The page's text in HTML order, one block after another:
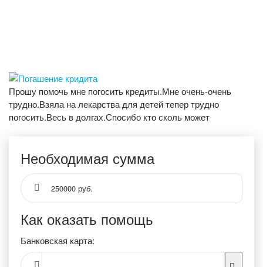
Прошу помочь мне погосить кредиты.Мне очень-очень
трудно.Взяла на лекарства для детей тепер трудно
погосить.Весь в долгах.Спосибо кто сколь может
Необходимая сумма
250000 руб.
Как оказать помощь
Банковская карта: